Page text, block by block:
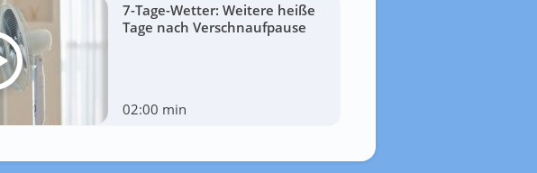
7-Tage-Wetter: Weitere heiße
Tage nach Verschnaufpause
02:00 min